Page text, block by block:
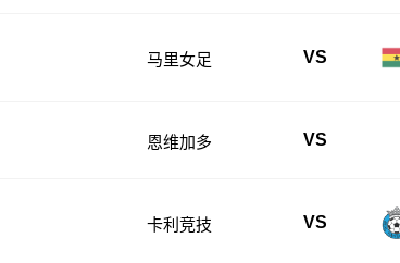
马里女足 VS
恩维加多 VS
卡利竞技 VS